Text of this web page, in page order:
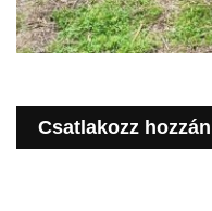
Csatlakozz